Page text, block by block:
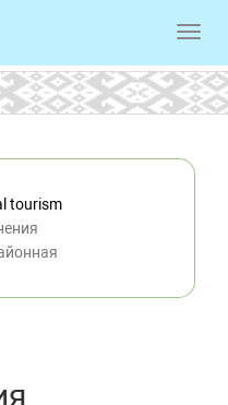
tourism